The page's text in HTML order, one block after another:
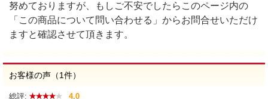
努めておりますが、もしご不安でしたらこのページ内の
「この商品について問い合わせる」からお問合せいただけ
ますと確認させて頂きます。
お客様の声（1件）
総評: 4.0